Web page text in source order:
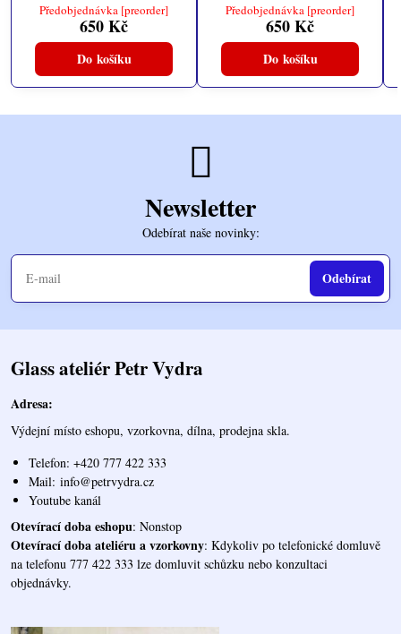
Předobjednávka [preorder]
650 Kč
Do košíku
Předobjednávka [preorder]
650 Kč
Do košíku
Newsletter
Odebírat naše novinky:
Odebírat
Glass ateliér Petr Vydra
Adresa:
Výdejní místo eshopu, vzorkovna, dílna, prodejna skla.
Telefon: +420 777 422 333
Mail: info@petrvydra.cz
Youtube kanál
Otevírací doba eshopu: Nonstop
Otevírací doba ateliéru a vzorkovny: Kdykoliv po telefonické domluvě
na telefonu 777 422 333 lze domluvit schůzku nebo konzultaci
objednávky.